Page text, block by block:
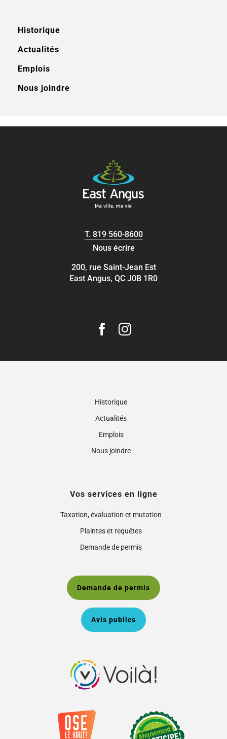
Historique
Actualités
Emplois
Nous joindre
T. 819 560-8600
Nous écrire
200, rue Saint-Jean Est
East Angus, QC J0B 1R0
Historique
Actualités
Emplois
Nous joindre
Vos services en ligne
Taxation, évaluation et mutation
Plaintes et requêtes
Demande de permis
Demande de permis
Avis publics